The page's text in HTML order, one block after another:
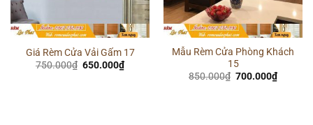
Giá Rèm Cửa Vải Gấm 17
750.000₫ Giá
650.000₫Giá
hiện
Mẫu Rèm Cửa Phòng Khách
15
850.000₫ Giá
700.000₫Giá
hiện